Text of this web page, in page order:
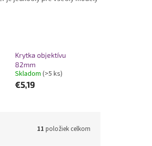
Krytka objektívu
82mm
Skladom (>5 ks)
€5,19
11 položiek celkom